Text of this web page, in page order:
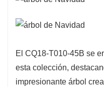
El CQ18-T010-45B se
esta colección,
impresionante árbol